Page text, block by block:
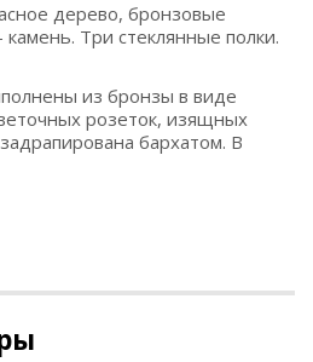
дерево, бронзовые
Три стеклянные полки.
из бронзы в виде
розеток, изящных
бархатом. В